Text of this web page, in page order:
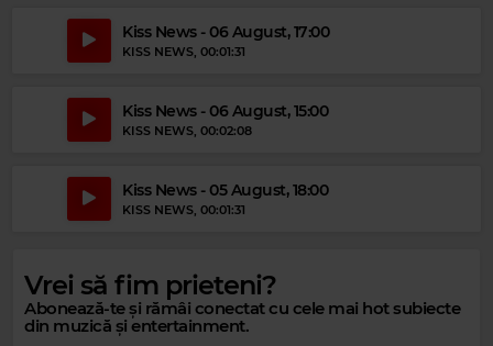
Magic Relax
MONDINGO–UNDERWATER
Kiss News - 06 August, 17:00
KISS NEWS , 00:01:31
Kiss News - 06 August, 15:00
KISS NEWS , 00:02:08
Kiss News - 05 August, 18:00
KISS NEWS , 00:01:31
Vrei să fim prieteni?
Abonează-te și rămâi conectat cu cele mai hot subiecte
din muzică și entertainment.